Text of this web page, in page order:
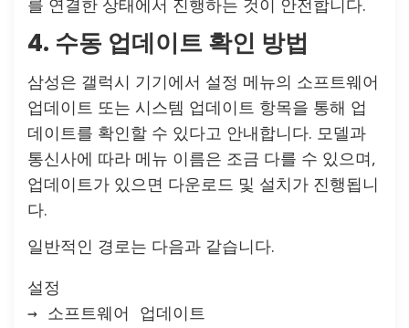
를 연결한 상태에서 진행하는 것이 안전합니다.
4. 수동 업데이트 확인 방법
삼성은 갤럭시 기기에서 설정 메뉴의 소프트웨어
업데이트 또는 시스템 업데이트 항목을 통해 업
데이트를 확인할 수 있다고 안내합니다. 모델과
통신사에 따라 메뉴 이름은 조금 다를 수 있으며,
업데이트가 있으면 다운로드 및 설치가 진행됩니
다.
일반적인 경로는 다음과 같습니다.
설정
→ 소프트웨어 업데이트